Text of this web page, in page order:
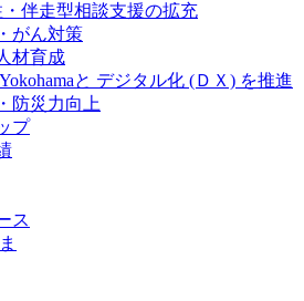
伴走型相談支援の拡充
がん対策
材育成
と デジタル化 (ＤＸ) を推進
防災力向上
プ
ス